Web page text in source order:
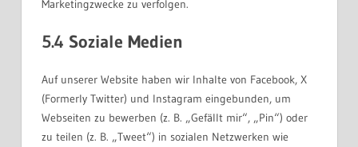
Marketingzwecke zu verfolgen.
5.4 Soziale Medien
Auf unserer Website haben wir Inhalte von Facebook, X
(Formerly Twitter) und Instagram eingebunden, um
Webseiten zu bewerben (z. B. „Gefällt mir“, „Pin“) oder
zu teilen (z. B. „Tweet“) in sozialen Netzwerken wie